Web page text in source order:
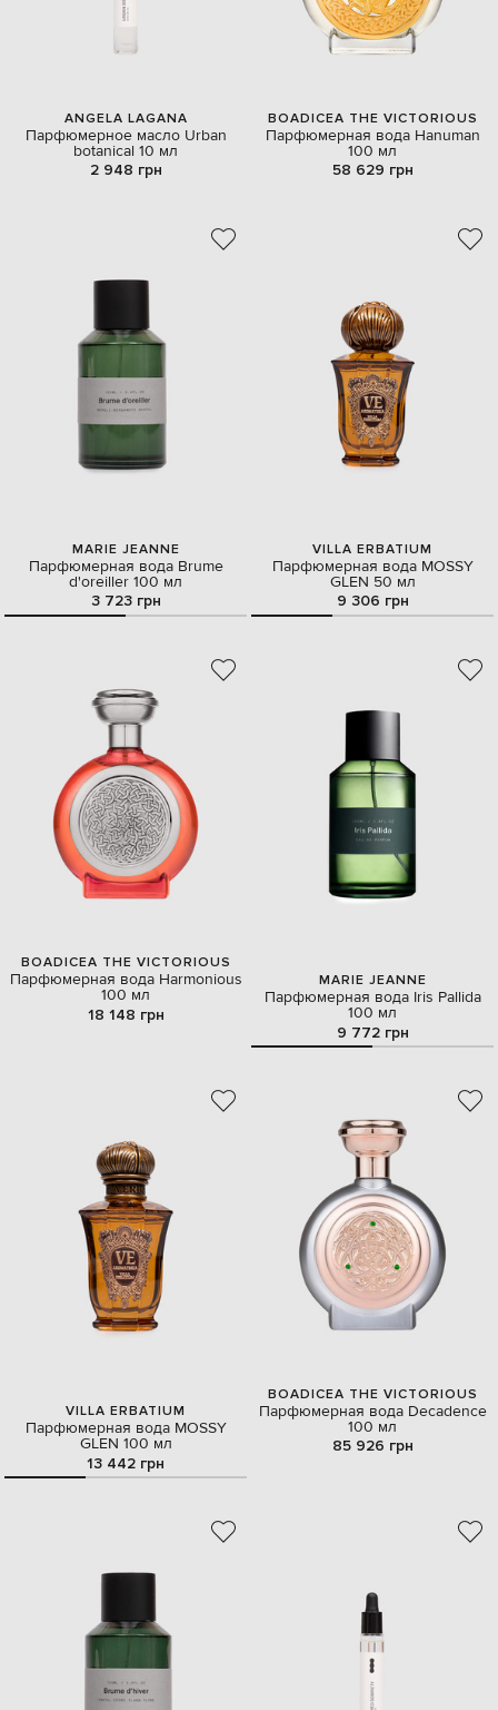
ANGELA LAGANA
Парфюмерное масло Urban
botanical 10 мл
2 948 грн
BOADICEA THE VICTORIOUS
Парфюмерная вода Hanuman
100 мл
58 629 грн
MARIE JEANNE
Парфюмерная вода Brume
d'oreiller 100 мл
3 723 грн
VILLA ERBATIUM
Парфюмерная вода MOSSY
GLEN 50 мл
9 306 грн
BOADICEA THE VICTORIOUS
Парфюмерная вода Harmonious
100 мл
18 148 грн
MARIE JEANNE
Парфюмерная вода Iris Pallida
100 мл
9 772 грн
VILLA ERBATIUM
Парфюмерная вода MOSSY
GLEN 100 мл
13 442 грн
BOADICEA THE VICTORIOUS
Парфюмерная вода Decadence
100 мл
85 926 грн